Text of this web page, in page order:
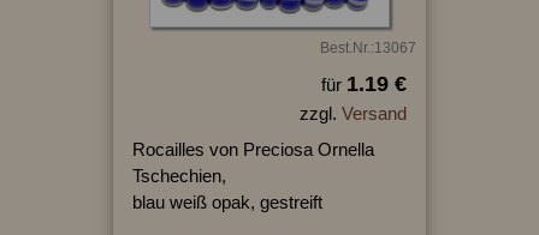
Best.Nr.:13067
für 1.19 €
zzgl. Versand
Rocailles von Preciosa Ornella
Tschechien,
blau weiß opak, gestreift